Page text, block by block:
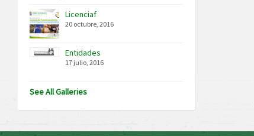
Licenciaf
20 octubre, 2016
Entidades
17 julio, 2016
See All Galleries